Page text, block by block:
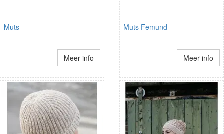
Muts
Meer info
Muts Femund
Meer info